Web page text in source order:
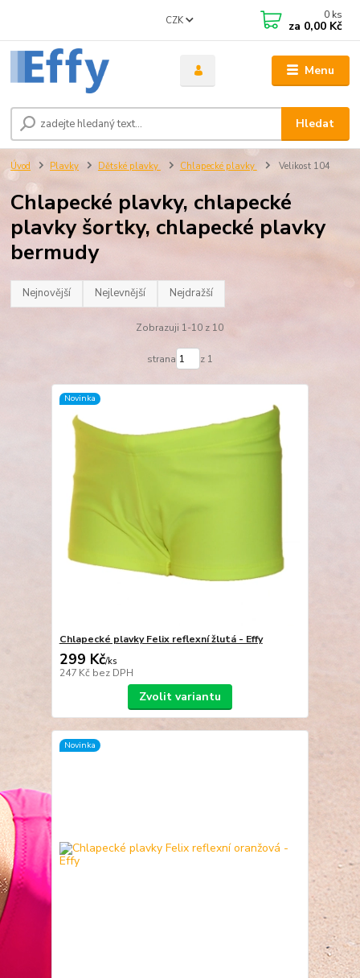
Menu
CZK
Hledat
0 ks
za 0,00 Kč
Úvod Plavky Dětské plavky Chlapecké plavky Velikost 104
Chlapecké plavky, chlapecké
plavky šortky, chlapecké plavky
bermudy
Nejnovější Nejlevnější Nejdražší
Zobrazuji 1-10 z 10
strana z 1
Novinka
Chlapecké plavky Felix reflexní žlutá - Effy
299 Kč/ks
247 Kč bez DPH
Zvolit variantu
Novinka